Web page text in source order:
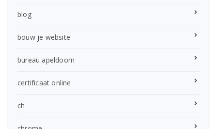
blog
bouw je website
bureau apeldoorn
certificaat online
ch